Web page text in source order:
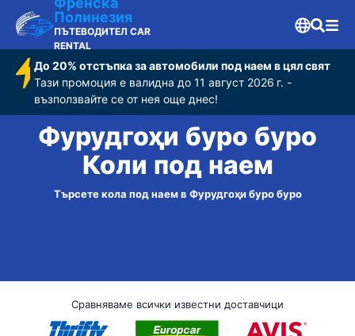
Полинезия
ПЪТЕВОДИТЕЛ CAR
RENTAL
До 20% отстъпка за автомобили под наем в цял свят
Тази промоция е валидна до 11 август 2026 г. -
възползвайте се от нея още днес!
Фурудгоҳи буро буро
Коли под наем
Търсете кола под наем в Фурудгоҳи буро буро
Сравняваме всички известни доставчици